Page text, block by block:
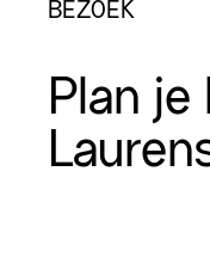
BEZOEK
Plan je